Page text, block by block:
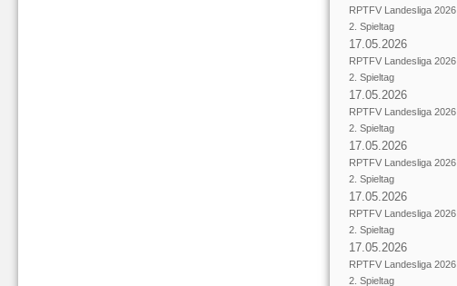
RPTFV Landesliga 2026
2. Spieltag
17.05.2026
RPTFV Landesliga 2026
2. Spieltag
17.05.2026
RPTFV Landesliga 2026
2. Spieltag
17.05.2026
RPTFV Landesliga 2026
2. Spieltag
17.05.2026
RPTFV Landesliga 2026
2. Spieltag
17.05.2026
RPTFV Landesliga 2026
2. Spieltag